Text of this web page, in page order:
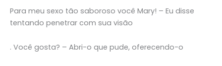
Para meu sexo tão saboroso você Mary! – Eu disse
tentando penetrar com sua visão
. Você gosta? – Abri-o que pude, oferecendo-o